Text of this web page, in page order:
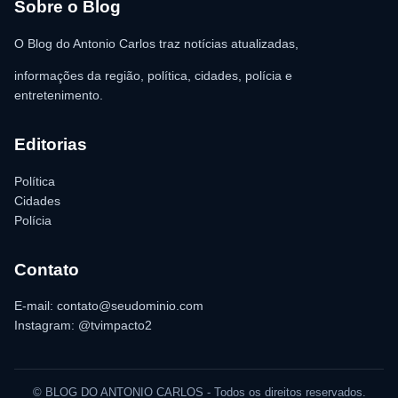
Sobre o Blog
O Blog do Antonio Carlos traz notícias atualizadas,
informações da região, política, cidades, polícia e
entretenimento.
Editorias
Política
Cidades
Polícia
Contato
E-mail: contato@seudominio.com
Instagram: @tvimpacto2
© BLOG DO ANTONIO CARLOS - Todos os direitos reservados.